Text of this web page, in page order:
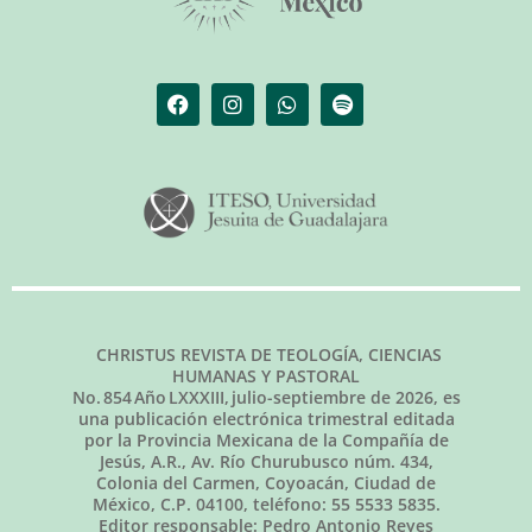
CHRISTUS REVISTA DE TEOLOGÍA, CIENCIAS
HUMANAS Y PASTORAL
No.854Año LXXXIII, julio-septiembre de 2026, es
una publicación electrónica trimestral editada
por la Provincia Mexicana de la Compañía de
Jesús, A.R., Av. Río Churubusco núm. 434,
Colonia del Carmen, Coyoacán, Ciudad de
México, C.P. 04100, teléfono: 55 5533 5835.
Editor responsable: Pedro Antonio Reyes